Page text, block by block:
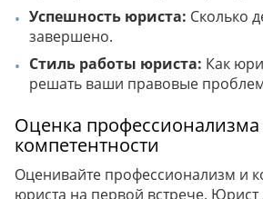
Успешность юриста: Сколько
завершено.
Стиль работы юриста: Как
решать ваши правовые
Оценка профессионализма
компетентности
Оценивайте профессионализм и
юриста на первой встрече.